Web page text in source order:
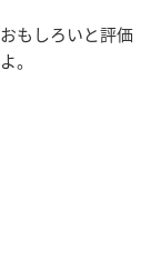
もしろいと評価
。